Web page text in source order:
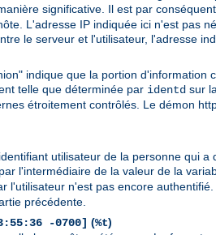
significative. Il est par
L'adresse IP indiquée ici n'est pas
le serveur et l'utilisateur, l'adresse
indique que la portion d'information
telle que déterminée par identd sur
étroitement contrôlés. Le démon
utilisateur de la personne qui
l'intermédiaire de la valeur de la
l'utilisateur n'est pas encore
précédente.
-0700] (%t)